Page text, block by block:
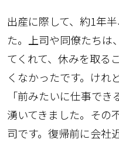
出産に際して、約1年
た。上司や同僚たちは
てくれて、休みを取る
くなかったです。けれ
「前みたいに仕事で
湧いてきました。その
司です。復帰前に会社